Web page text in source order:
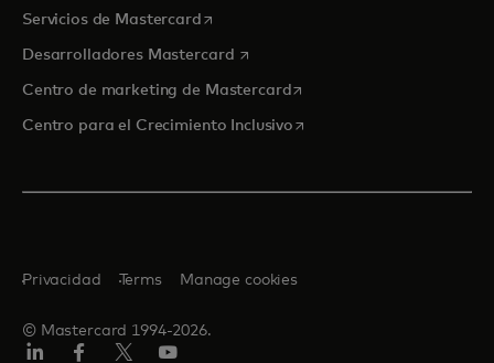
Servicios de Mastercardse abre en una pestaña nueva
Desarrolladores Mastercard se abre en una pestaña nueva
Centro de marketing de Mastercardse abre en una pestaña
Centro para el Crecimiento Inclusivose abre en una pestaña
© Mastercard 1994-2026.
Privacidad Terms Manage cookies